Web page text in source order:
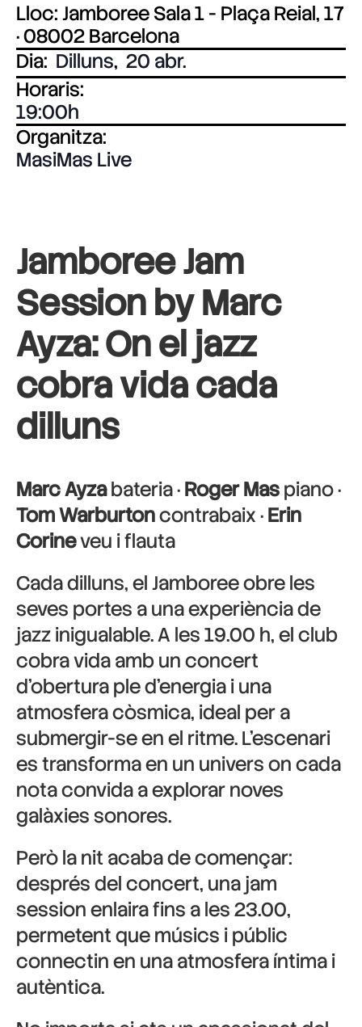
Lloc: Jamboree Sala 1 - Plaça Reial, 17
· 08002 Barcelona
Dia: Dilluns, 20 abr.
Horaris:
19:00
Organitza:
MasiMas Live
Jamboree Jam
Session by Marc
Ayza: On el jazz
cobra vida cada
dilluns
Marc Ayzabateria ·Roger Maspiano ·
Tom Warburtoncontrabaix ·Erin
Corineveu i flauta
Cada dilluns, el Jamboree obre les
seves portes a una experiència de
jazz inigualable. A les 19.00 h, el club
cobra vida amb un concert
d’obertura ple d’energia i una
atmosfera còsmica, ideal per a
submergir-se en el ritme. L’escenari
es transforma en un univers on cada
nota convida a explorar noves
galàxies sonores.
Però la nit acaba de començar:
després del concert, una jam
session enlaira fins a les 23.00,
permetent que músics i públic
connectin en una atmosfera íntima i
autèntica.